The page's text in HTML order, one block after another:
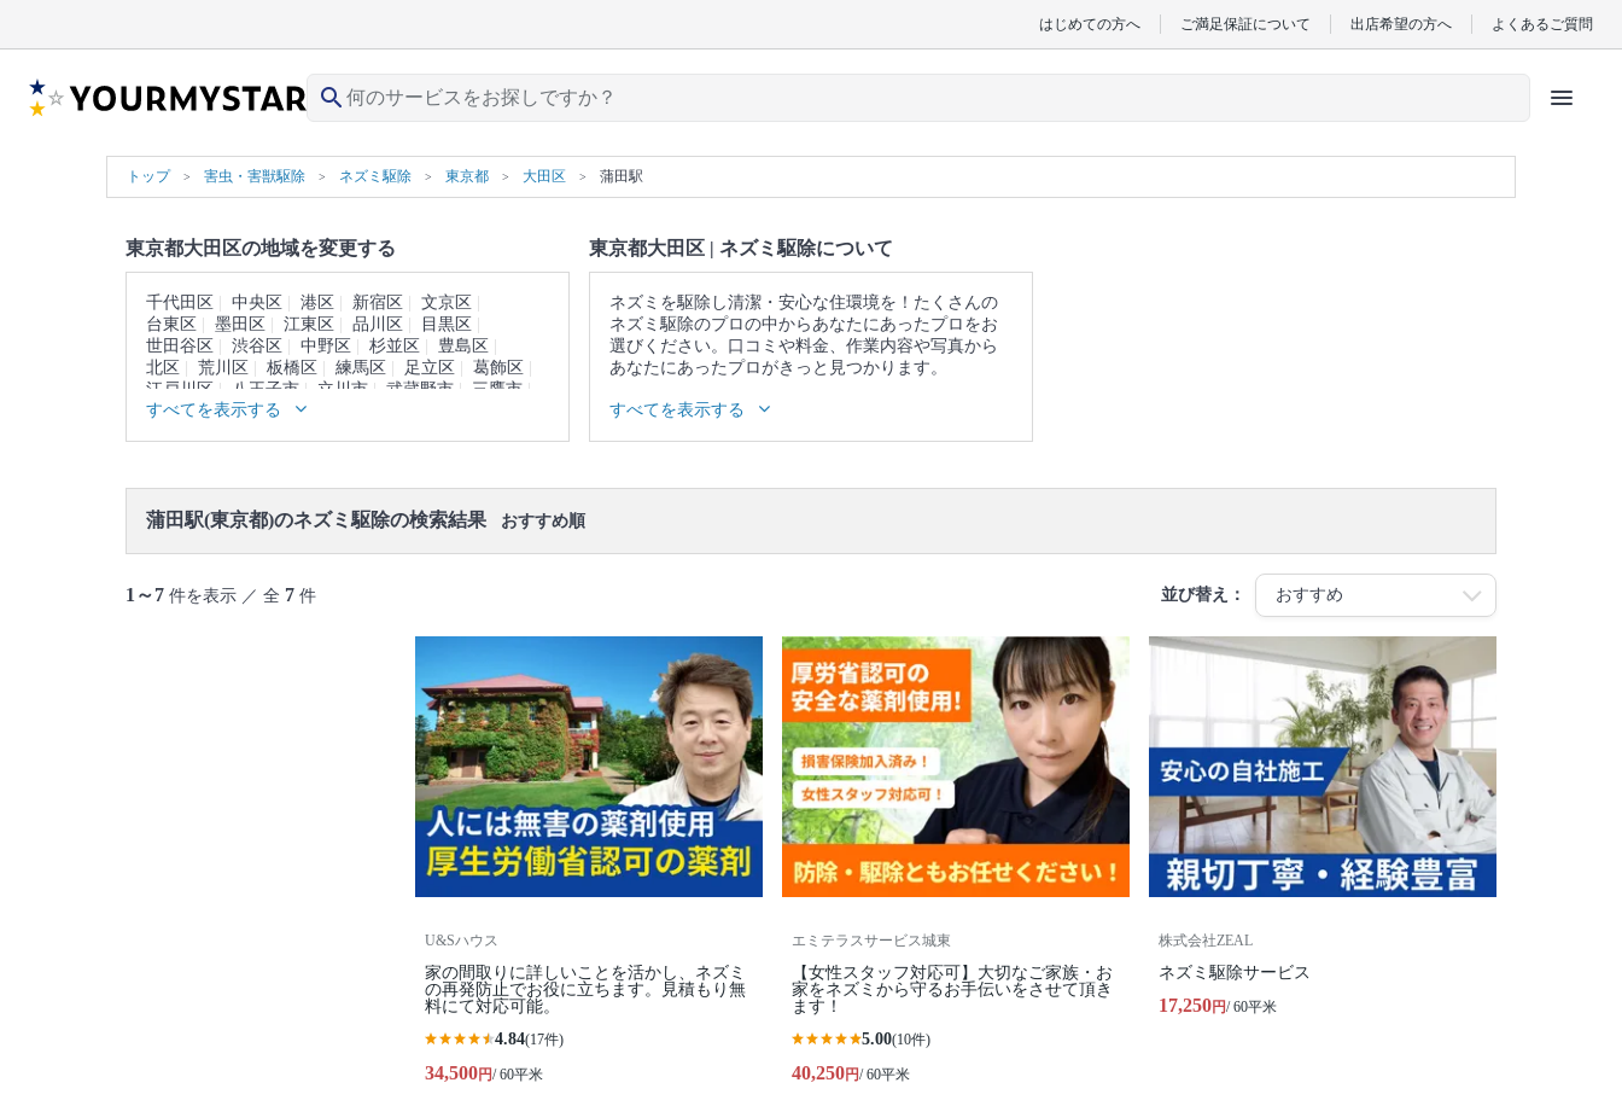
はじめての方へ ご満足保証について 出店希望の方へ よくあるご質問
search menu
トップ 害虫・害獣駆除 ネズミ駆除 東京都 大田区 蒲田駅
東京都大田区の地域を変更する
千代田区 中央区 港区 新宿区
文京区
台東区
墨田区 江東区 品川区
目黒区
世田谷区
渋谷区 中野区 杉並区
豊島区
北区
荒川区 板橋区 練馬区 足立区
葛飾区
江戸川区
八王子市 立川市 武蔵野市
三鷹市
青梅市
府中市 昭島市
大島町
利島村 新島村 神津島村
三宅島
すべてを表示する
東京都大田区 | ネズミ駆除について
ネズミを駆除し清潔・安心な住環境を！たくさんの
ネズミ駆除のプロの中からあなたにあったプロをお
選びください。口コミや料金、作業内容や写真から
あなたにあったプロがきっと見つかります。
▼表示価格に含まれるネズミ駆除の作業範囲
ります。
すべてを表示する
蒲田駅(東京都)のネズミ駆除の検索結果 おすすめ順
1～7 件を表示 ／ 全 7 件 並び替え：
U&Sハウス
家の間取りに詳しいことを活かし、ネズミ
の再発防止でお役に立ちます。見積もり無
料にて対応可能。
4.84(17件)
34,500円/ 60平米
エミテラスサービス城東
【女性スタッフ対応可】大切なご家族・お
家をネズミから守るお手伝いをさせて頂き
ます！
5.00(10件)
40,250円/ 60平米
株式会社ZEAL
ネズミ駆除サービス
17,250円/ 60平米